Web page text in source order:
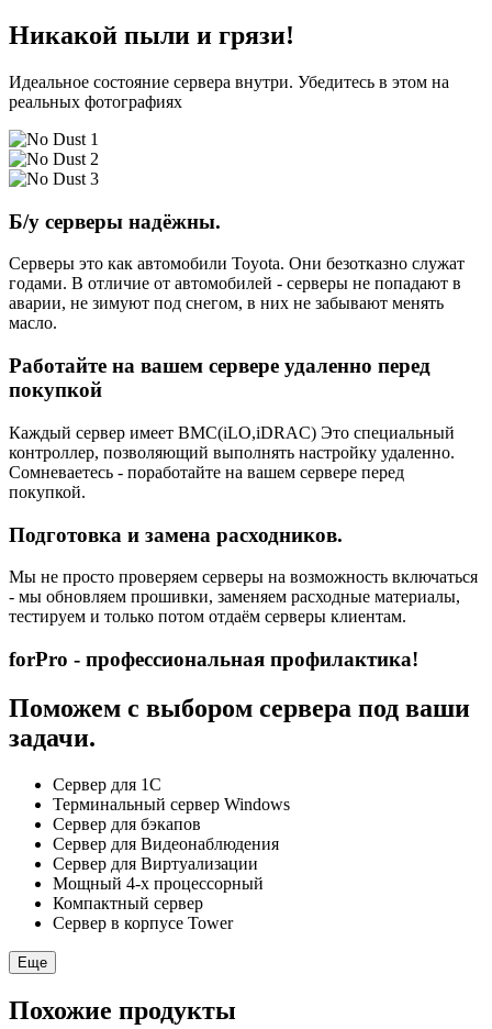
Никакой пыли и грязи!
Идеальное состояние сервера внутри. Убедитесь в этом на
реальных фотографиях
Б/у серверы надёжны.
Серверы это как автомобили Toyota. Они безотказно служат
годами. В отличие от автомобилей - серверы не попадают в
аварии, не зимуют под снегом, в них не забывают менять
масло.
Работайте на вашем сервере удаленно перед
покупкой
Каждый сервер имеет BMC(iLO,iDRAC) Это специальный
контроллер, позволяющий выполнять настройку удаленно.
Сомневаетесь - поработайте на вашем сервере перед
покупкой.
Подготовка и замена расходников.
Мы не просто проверяем серверы на возможность включаться
- мы обновляем прошивки, заменяем расходные материалы,
тестируем и только потом отдаём серверы клиентам.
forPro - профессиональная профилактика!
Поможем с выбором сервера под ваши
задачи.
Сервер для 1С
Терминальный сервер Windows
Сервер для бэкапов
Сервер для Видеонаблюдения
Сервер для Виртуализации
Мощный 4-х процессорный
Компактный сервер
Сервер в корпусе Tower
Еще
Похожие продукты